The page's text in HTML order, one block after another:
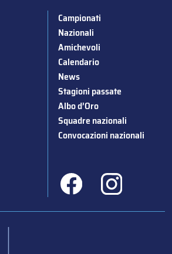
Campionati
Nazionali
Amichevoli
Calendario
News
Stagioni passate
Albo d’Oro
Squadre nazionali
Convocazioni nazionali